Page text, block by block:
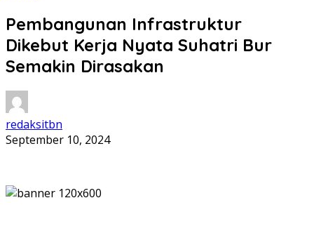
Pembangunan Infrastruktur
Dikebut Kerja Nyata Suhatri Bur
Semakin Dirasakan
redaksitbn
September 10, 2024